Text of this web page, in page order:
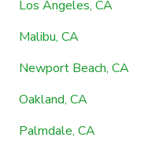
Los Angeles, CA
Malibu, CA
Newport Beach, CA
Oakland, CA
Palmdale, CA